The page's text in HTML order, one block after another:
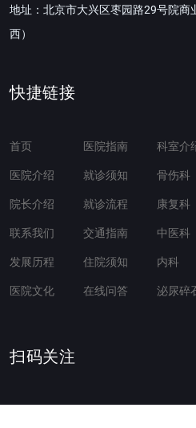
地址：北京市大兴区枣园路29号院商
西）
快捷链接
首页
医院介绍
院长介绍
联系我们
发展历程
医院文化
医院指南
就诊须知
就诊流程
交通指南
住院须知
在线问答
科室介
骨伤科
康复科
中医科
内科
泌尿碎
扫码关注